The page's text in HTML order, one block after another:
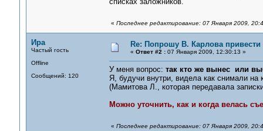
« Последнее редактирование: 07 Января 2009,
Ира
Частый гость
Offline
Сообщений: 120
Re: Попрошу В. Карлова привести
« Ответ #2 :07 Января 2009, 12:30:13 »
У меня вопрос: так кто же вынес или
Я, будучи внутри, видела как снимали
(Мамитова Л., которая передавала
Можно уточнить, как и когда велась
« Последнее редактирование: 07 Января 2009,